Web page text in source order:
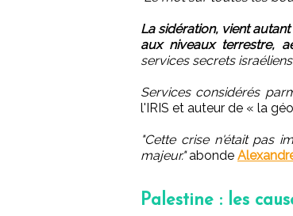
La sidération, vient
aux niveaux terrestre,
services secrets
Services considérés
l'IRIS et auteur de « la
"Cette crise n'était pas
majeur."abonde
Palestine : les